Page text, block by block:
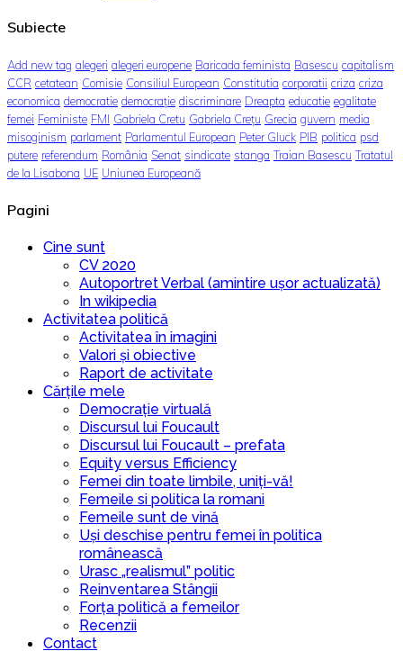
Subiecte
Add new tag alegeri alegeri europene Baricada feminista Basescu capitalism
CCR cetatean Comisie Consiliul European Constitutia corporatii criza criza
economica democratie democrație discriminare Dreapta educatie egalitate
femei Feministe FMI Gabriela Cretu Gabriela Crețu Grecia guvern media
misoginism parlament Parlamentul European Peter Gluck PIB politica psd
putere referendum România Senat sindicate stanga Traian Basescu Tratatul
de la Lisabona UE Uniunea Europeană
Pagini
Cine sunt
CV 2020
Autoportret Verbal (amintire ușor actualizată)
In wikipedia
Activitatea politică
Activitatea în imagini
Valori și obiective
Raport de activitate
Cărțile mele
Democrație virtuală
Discursul lui Foucault
Discursul lui Foucault – prefata
Equity versus Efficiency
Femei din toate limbile, uniți-vă!
Femeile si politica la romani
Femeile sunt de vină
Uși deschise pentru femei în politica
românească
Urasc „realismul” politic
Reinventarea Stângii
Forța politică a femeilor
Recenzii
Contact